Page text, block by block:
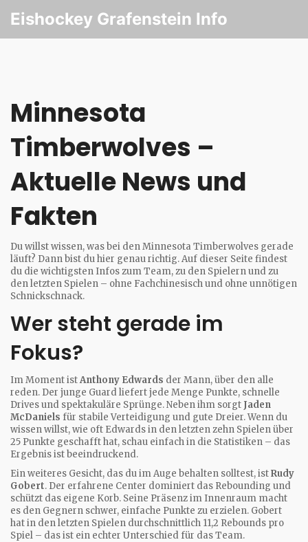
Eishockey Grafenstein Info
Minnesota
Timberwolves –
Aktuelle News und
Fakten
Du willst wissen, was bei den Minnesota Timberwolves gerade
läuft? Dann bist du hier genau richtig. Auf dieser Seite findest
du die wichtigsten Infos zum Team, zu den Spielern und zu
den letzten Spielen – ohne Fachchinesisch und ohne unnötigen
Schnickschnack.
Wer steht gerade im
Fokus?
Im Moment istAnthony Edwards der Mann, über den alle
reden. Der junge Guard liefert jede Menge Punkte, schnelle
Drives und spektakuläre Sprünge. Neben ihm sorgt Jaden
McDaniels für stabile Verteidigung und gute Dreier. Wenn du
wissen willst, wie oft Edwards in den letzten zehn Spielen über
25 Punkte geschafft hat, schau einfach in die Statistiken – das
Ergebnis ist beeindruckend.
Ein weiteres Gesicht, das du im Auge behalten solltest, istRudy
Gobert. Der erfahrene Center dominiert das Rebounding und
schützt das eigene Korb. Seine Präsenz im Innenraum macht
es den Gegnern schwer, einfache Punkte zu erzielen. Gobert
hat in den letzten Spielen durchschnittlich 11,2 Rebounds pro
Spiel – das ist ein echter Unterschied für das Team.